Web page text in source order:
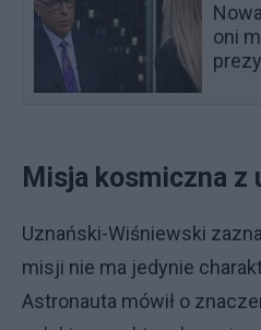
oni
Misja kosmiczna z
Uznański-Wiśniewski
misji nie ma jedynie
Astronauta mówił o